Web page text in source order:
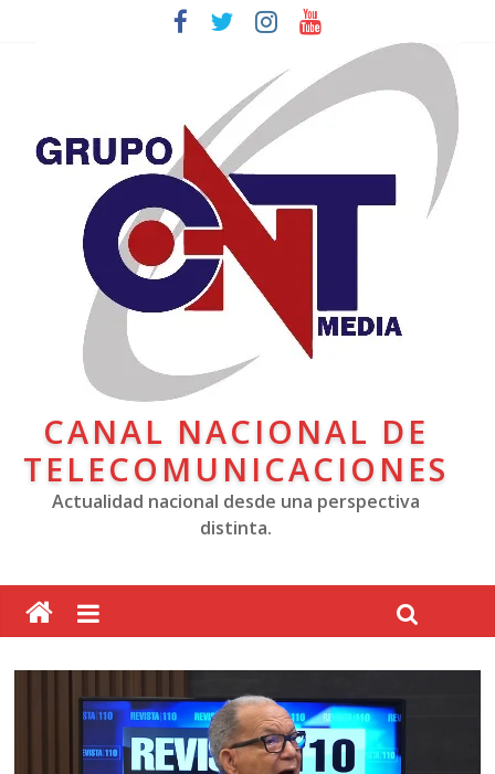
CANAL NACIONAL DE
TELECOMUNICACIONES
Actualidad nacional desde una perspectiva
distinta.